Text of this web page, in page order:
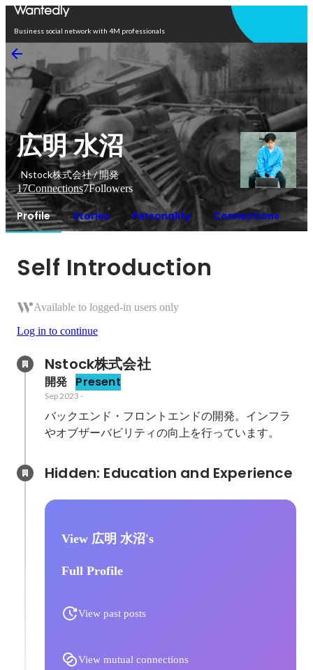
Business social network with 4M professionals
広明 水沼
Nstock株式会社 / 開発
17Connections7Followers
Profile Stories Personality Connections
Self Introduction
Available to logged-in users only
Log in to continue
Nstock株式会社
開発 Present
Sep 2023 -
バックエンド・フロントエンドの開発。インフラ
やオブザーバビリティの向上を行っています。
View 広明 水沼's
Full Profile
View past posts
View mutual connections